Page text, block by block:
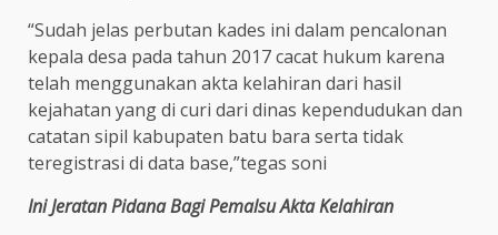
“Sudah jelas perbutan kades ini dalam pencalonan
kepala desa pada tahun 2017 cacat hukum karena
telah menggunakan akta kelahiran dari hasil
kejahatan yang di curi dari dinas kependudukan dan
catatan sipil kabupaten batu bara serta tidak
teregistrasi di data base,”tegas soni
Ini Jeratan Pidana Bagi Pemalsu Akta Kelahiran